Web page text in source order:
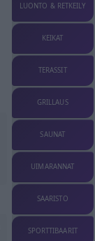
LUONTO & RETKEILY
KEIKAT
TERASSIT
GRILLAUS
SAUNAT
UIMARANNAT
SAARISTO
SPORTTIBAARIT